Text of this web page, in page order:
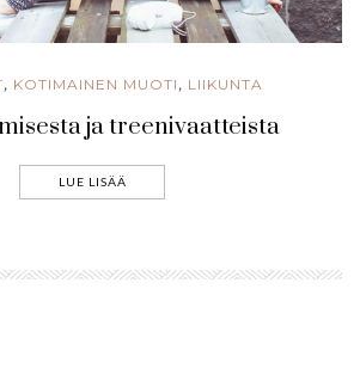
, KOTIMAINEN MUOTI , LIIKUNTA
ja treenivaatteista
LUE LISÄÄ